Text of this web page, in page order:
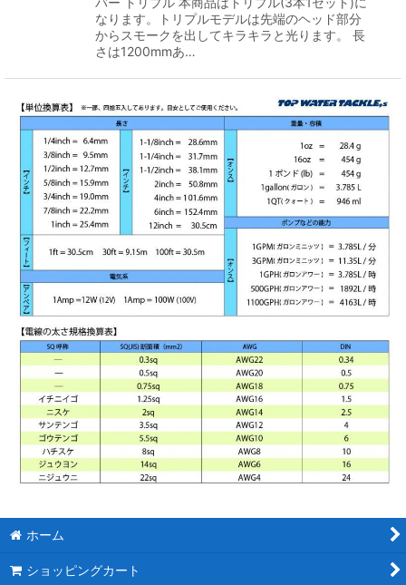
なります。トリプルモデルは先端のヘッド部分
からスモークを出してキラキラと光ります。 長
さは1200mmあ…
ホーム
ショッピングカート